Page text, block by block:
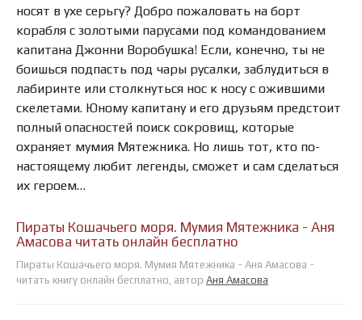
носят в ухе серьгу? Добро пожаловать на борт
корабля с золотыми парусами под командованием
капитана Джонни Воробушка! Если, конечно, ты не
боишься подпасть под чары русалки, заблудиться в
лабиринте или столкнуться нос к носу с ожившими
скелетами. Юному капитану и его друзьям предстоит
полный опасностей поиск сокровищ, которые
охраняет мумия Мятежника. Но лишь тот, кто по-
настоящему любит легенды, сможет и сам сделаться
их героем…
Пираты Кошачьего моря. Мумия Мятежника - Аня
Амасова читать онлайн бесплатно
Пираты Кошачьего моря. Мумия Мятежника - Аня Амасова -
читать книгу онлайн бесплатно, автор Аня Амасова